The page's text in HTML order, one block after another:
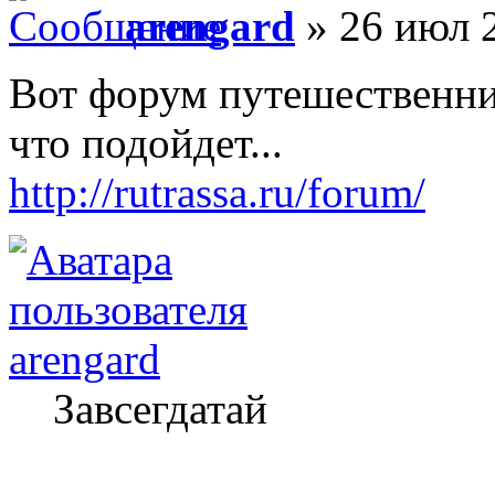
arengard » 26 июл
Вот форум
что подойдет...
http://rutrassa.ru/forum/
arengard
Завсегдатай